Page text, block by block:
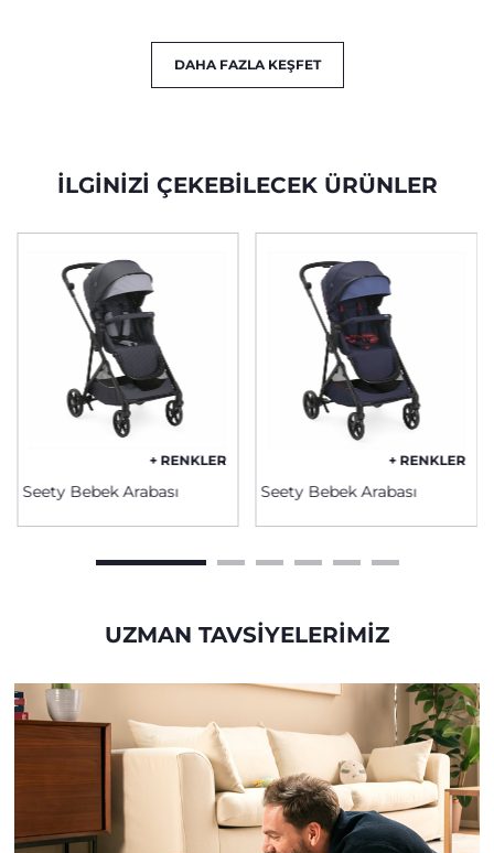
DAHA FAZLA KEŞFET
İLGINIZI ÇEKEBILECEK ÜRÜNLER
+ RENKLER
Seety Bebek Arabası
+ RENKLER
Seety Bebek Arabası
UZMAN TAVSIYELERIMIZ